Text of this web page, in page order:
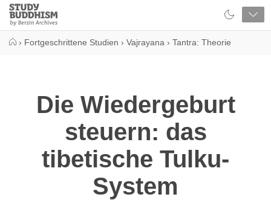
Close
Study
Buddhism
› Fortgeschrittene Studien › Vajrayana › Tantra: Theorie
Die Wiedergeburt
steuern: das
tibetische Tulku-
System